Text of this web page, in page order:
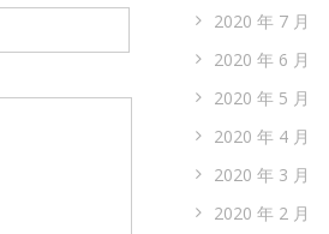
2020 年 7 月
2020 年 6 月
2020 年 5 月
2020 年 4 月
2020 年 3 月
2020 年 2 月